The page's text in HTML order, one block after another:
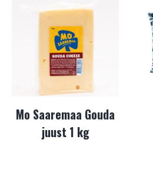
Mo Saaremaa Gouda
juust 1 kg